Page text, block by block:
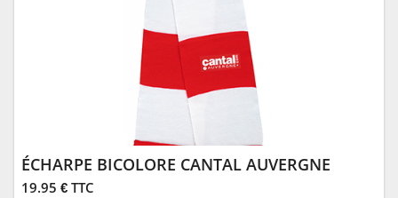
ÉCHARPE BICOLORE CANTAL AUVERGNE
19.95 € TTC